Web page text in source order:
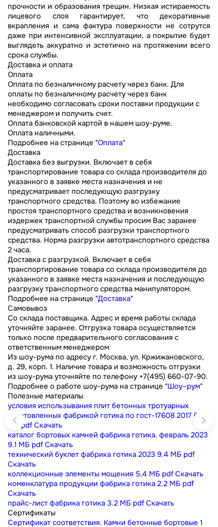
прочности и образования трещин. Низкая истираемость
лицевого слоя гарантирует, что декоративные
вкрапления и сама фактура поверхности не сотрутся
даже при интенсивной эксплуатации, а покрытие будет
выглядеть аккуратно и эстетично на протяжении всего
срока службы.
Доставка и оплата
Оплата
Оплата по безналичному расчету через банк. Для
оплаты по безналичному расчету через банк
необходимо согласовать сроки поставки продукции с
менеджером и получить счет.
Оплата банковской картой в нашем шоу-руме.
Оплата наличными.
Подробнее на странице "Оплата"
Доставка
Доставка без выгрузки. Включает в себя
транспортирование товара со склада производителя до
указанного в заявке места назначения и не
предусматривает последующую разгрузку
транспортного средства. Поэтому во избежание
простоя транспортного средства и возникновения
издержек транспортной службы просим Вас заранее
предусматривать способ разгрузки транспортного
средства. Норма разгрузки автотранспортного средства
2 часа.
Доставка с разгрузкой. Включает в себя
транспортирование товара со склада производителя до
указанного в заявке места назначения и последующую
разгрузку транспортного средства манипулятором.
Подробнее на странице "Доставка"
Самовывоз
Со склада поставщика. Адрес и время работы склада
уточняйте заранее. Отгрузка товара осуществляется
только после предварительного согласования с
ответственным менеджером
Из шоу-рума по адресу г. Москва, ул. Кржижановского,
д. 29, корп. 1. Наличие товара и возможность отгрузки
из шоу-рума уточняйте по телефону +7(495) 660-07-90.
Подробнее о работе шоу-рума на странице "Шоу–рум"
Полезные материалы
условия использывания плит бетонных тротуарных
изготовленных фабрикой готика по гост-17608 2017 0.3
МБ pdf Скачать
каталог бортовых камней фабрика готика. февраль 2023
9.1 МБ pdf Скачать
технический буклет фабрика готика 2023 9.4 МБ pdf
Скачать
коллекционные элементы мощения 5.4 МБ pdf Скачать
номенклатура продукции фабрика готика 2.2 МБ pdf
Скачать
прайс-лист фабрика готика 3.2 МБ pdf Скачать
Сертификаты
Сертификат соответствия. Камни бетонные бортовые 1